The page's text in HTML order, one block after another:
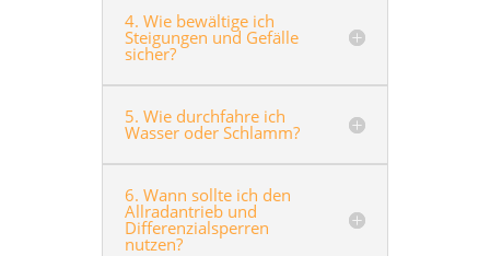
4. Wie bewältige ich
Steigungen und Gefälle
sicher?
5. Wie durchfahre ich
Wasser oder Schlamm?
6. Wann sollte ich den
Allradantrieb und
Differenzialsperren
nutzen?